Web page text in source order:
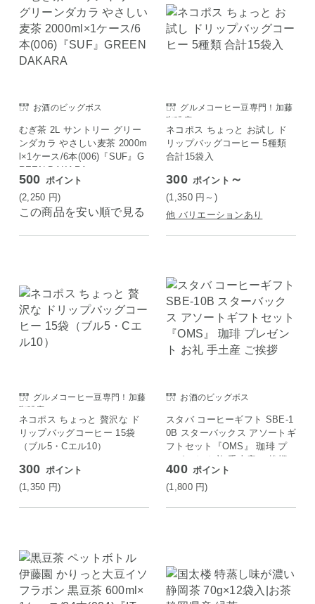
お酒のビッグボス
むぎ茶 2L サントリー グリー
ンダカラ やさしい麦茶 2000m
l×1ケース/6本(006)『SUF』G
REEN DAKARA
500 ポイント
(2,250 円)
この商品を安い順で見る
グルメコーヒー豆専門！加藤
珈琲店
ネコポス ちょっと お試し ド
リップバッグコーヒー 5種類
合計15袋入
300 ポイント ～
(1,350 円 ～)
他 バリエーションあり
グルメコーヒー豆専門！加藤
珈琲店
ネコポス ちょっと 贅沢な ド
リップバッグコーヒー 15袋
（ブル5・Cエル10）
300 ポイント
(1,350 円)
お酒のビッグボス
スタバ コーヒーギフト SBE-1
0B スターバックス アソートギ
フトセット『OMS』 珈琲 プ
レゼント お礼 手土産 ご挨拶
400 ポイント
(1,800 円)